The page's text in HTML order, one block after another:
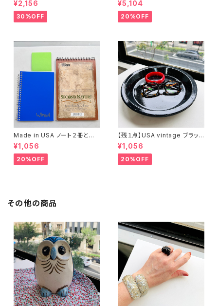
¥2,156
30%OFF
¥5,104
20%OFF
Made in USA ノート２冊とお
まけ
¥1,056
20%OFF
【残１点】USA vintage ブラック
琺瑯プレート
¥1,056
20%OFF
その他の商品